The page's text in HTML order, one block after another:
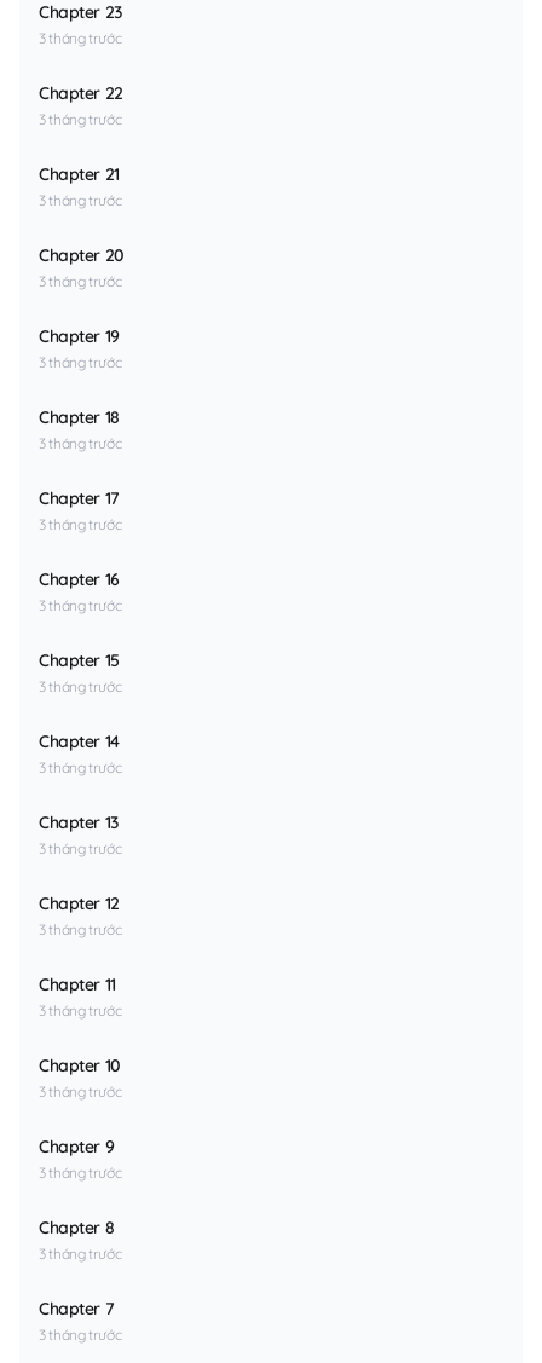
Chapter 23
3 tháng trước
Chapter 22
3 tháng trước
Chapter 21
3 tháng trước
Chapter 20
3 tháng trước
Chapter 19
3 tháng trước
Chapter 18
3 tháng trước
Chapter 17
3 tháng trước
Chapter 16
3 tháng trước
Chapter 15
3 tháng trước
Chapter 14
3 tháng trước
Chapter 13
3 tháng trước
Chapter 12
3 tháng trước
Chapter 11
3 tháng trước
Chapter 10
3 tháng trước
Chapter 9
3 tháng trước
Chapter 8
3 tháng trước
Chapter 7
3 tháng trước